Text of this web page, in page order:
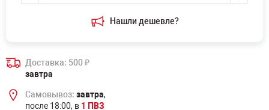
Нашли дешевле?
Доставка: 500₽
завтра
Самовывоз: завтра,
после 18:00, в 1 ПВЗ